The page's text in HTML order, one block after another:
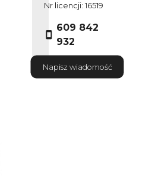
Nr licencji: 16519
609 842
932
Napisz wiadomość